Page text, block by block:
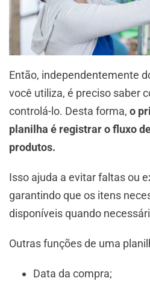
Então, independentemente
você utiliza, é preciso saber
controlá-lo. Desta forma, o
planilha é registrar o fluxo
produtos.
Isso ajuda a evitar faltas ou
garantindo que os itens
disponíveis quando
Outras funções de uma
Data da compra;